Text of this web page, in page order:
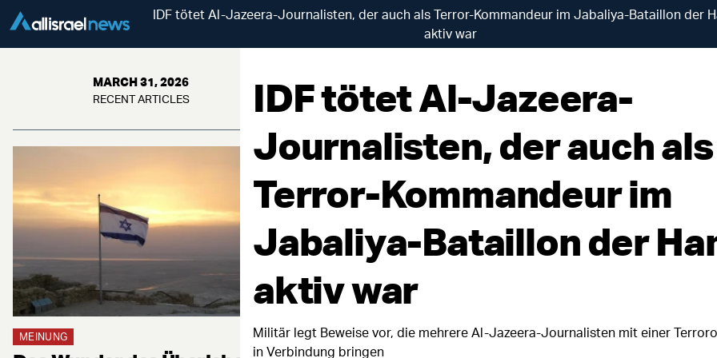
IDF tötet Al-Jazeera-Journalisten, der auch als Terror-Kommandeur im Jabaliya-Bataillon der
aktiv war
MARCH 31, 2026
RECENT ARTICLES
MEINUNG
IDF tötet Al-Jazeera-
Journalisten, der auch als
Terror-Kommandeur im
Jabaliya-Bataillon der
aktiv war
Militär legt Beweise vor, die mehrere Al-Jazeera-Journalisten mit einer
in Verbindung bringen